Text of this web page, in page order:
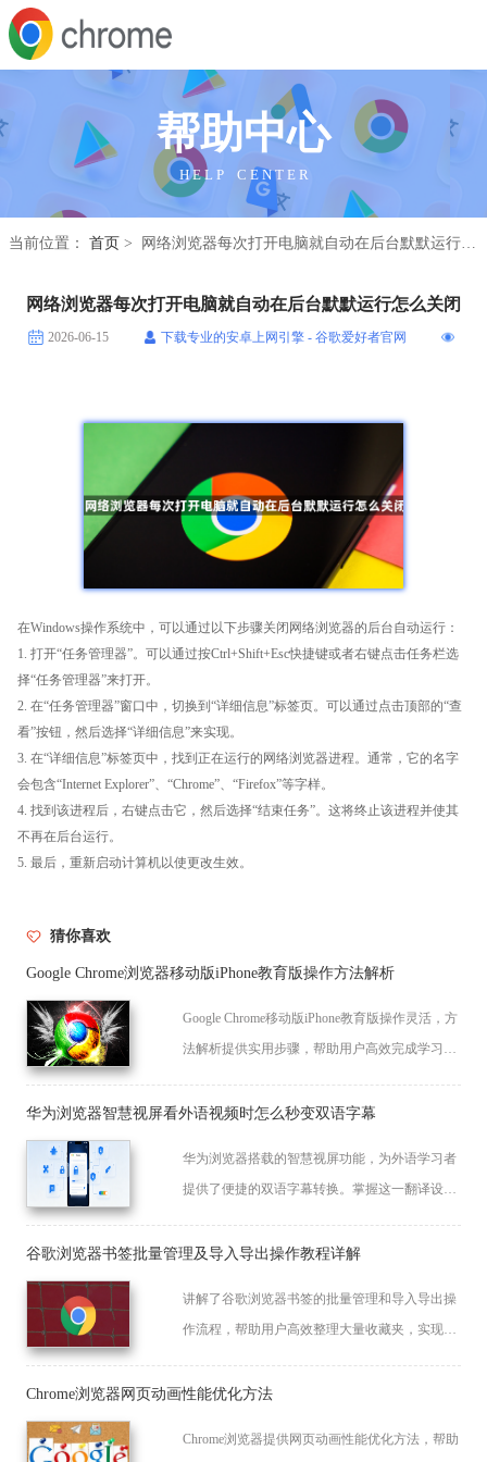
帮助中心
H E L P C E N T E R
当前位置： 首页 > 网络浏览器每次打开电脑就自动在后台默默运行怎么关闭
网络浏览器每次打开电脑就自动在后台默默运行怎么关闭
2026-06-15 下载专业的安卓上网引擎 - 谷歌爱好者官网
在Windows操作系统中，可以通过以下步骤关闭网络浏览器的后台自动运行：
1. 打开“任务管理器”。可以通过按Ctrl+Shift+Esc快捷键或者右键点击任务栏选
择“任务管理器”来打开。
2. 在“任务管理器”窗口中，切换到“详细信息”标签页。可以通过点击顶部的“查
看”按钮，然后选择“详细信息”来实现。
3. 在“详细信息”标签页中，找到正在运行的网络浏览器进程。通常，它的名字
会包含“Internet Explorer”、“Chrome”、“Firefox”等字样。
4. 找到该进程后，右键点击它，然后选择“结束任务”。这将终止该进程并使其
不再在后台运行。
5. 最后，重新启动计算机以使更改生效。
猜你喜欢
Google Chrome浏览器移动版iPhone教育版操作方法解析
Google Chrome移动版iPhone教育版操作灵活，方
法解析提供实用步骤，帮助用户高效完成学习任
华为浏览器智慧视屏看外语视频时怎么秒变双语字幕
华为浏览器搭载的智慧视屏功能，为外语学习者
提供了便捷的双语字幕转换。掌握这一翻译设置
实时精准翻译。
谷歌浏览器书签批量管理及导入导出操作教程详解
讲解了谷歌浏览器书签的批量管理和导入导出操
作流程，帮助用户高效整理大量收藏夹，实现数
Chrome浏览器网页动画性能优化方法
Chrome浏览器提供网页动画性能优化方法，帮助